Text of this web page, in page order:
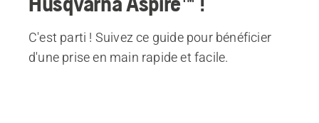
C'est parti ! Suivez ce guide pour bénéficier
d'une prise en main rapide et facile.